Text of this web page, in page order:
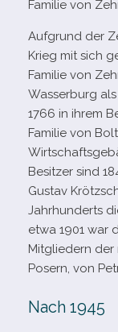
Familie von
Aufgrund der
Krieg mit sich
Familie von
Wasserburg
1766 in ihrem
Familie von
Besitzer sind
Gustav
Jahrhunderts
etwa 1901 war
Mitgliedern der
Posern, von
Nach 1945